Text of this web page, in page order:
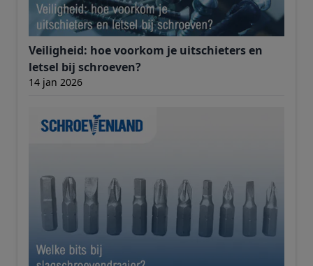
Veiligheid: hoe voorkom je uitschieters en
letsel bij schroeven?
14 jan 2026